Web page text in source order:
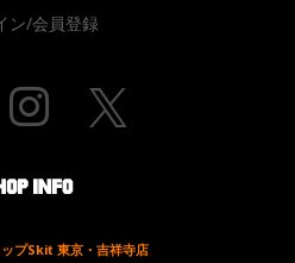
ン/会員登録
プSkit 東京・吉祥寺店